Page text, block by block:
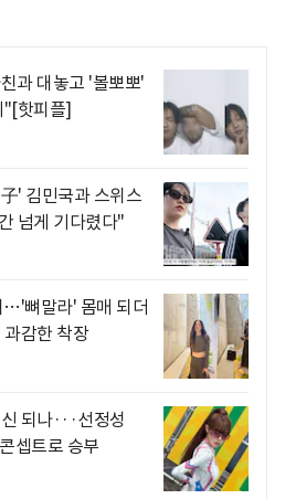
과 대놓고 '볼뽀뽀'
"[핫피플]
' 김민국과 스위스
넘게 기다렸다"
…'뼈말라' 몸매 되더
과감한 착장
되나···선정성
셉트로 승부